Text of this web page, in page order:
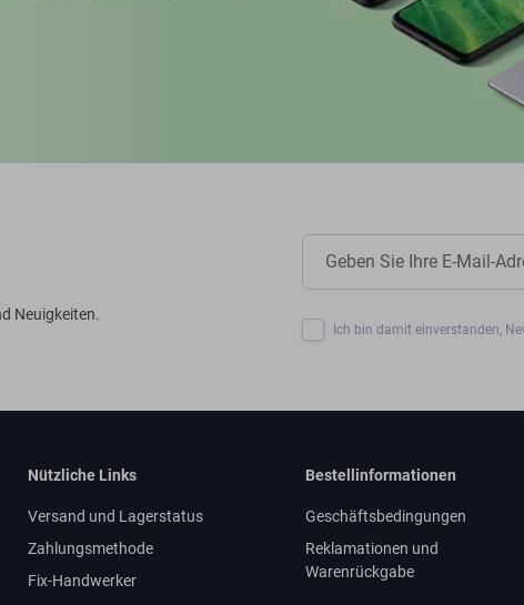
Neuigkeiten.
Ich bin damit einverstanden,
Nützliche Links
Versand und Lagerstatus
Zahlungsmethode
Fix-Handwerker
Bestellinformationen
Geschäftsbedingungen
Reklamationen und
Warenrückgabe